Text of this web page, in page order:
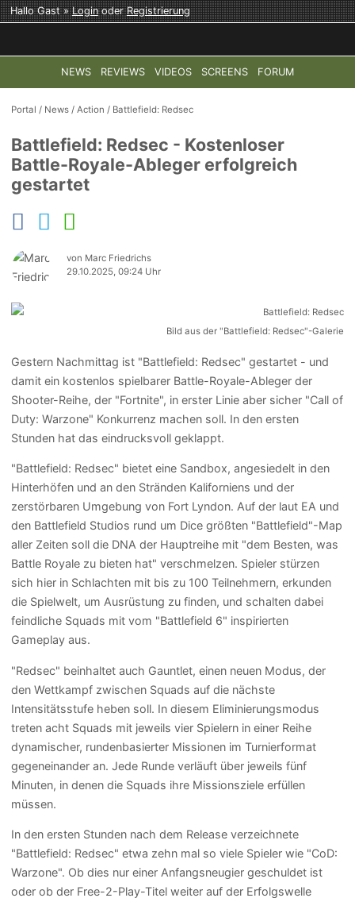
Hallo Gast »LoginoderRegistrierung
NEWS REVIEWS VIDEOS SCREENS FORUM
TOP-THEMEN: COD: MODERN WARFARE 4 HALO:
Portal / News /Action / Battlefield: Redsec
Battlefield: Redsec - Kostenloser
Battle-Royale-Ableger erfolgreich
gestartet
von Marc Friedrichs
29.10.2025, 09:24 Uhr
Bild aus der "Battlefield: Redsec"-Galerie
Gestern Nachmittag ist "Battlefield: Redsec" gestartet - und
damit ein kostenlos spielbarer Battle-Royale-Ableger der
Shooter-Reihe, der "Fortnite", in erster Linie aber sicher "Call of
Duty: Warzone" Konkurrenz machen soll. In den ersten
Stunden hat das eindrucksvoll geklappt.
"Battlefield: Redsec" bietet eine Sandbox, angesiedelt in den
Hinterhöfen und an den Stränden Kaliforniens und der
zerstörbaren Umgebung von Fort Lyndon. Auf der laut EA und
den Battlefield Studios rund um Dice größten "Battlefield"-Map
aller Zeiten soll die DNA der Hauptreihe mit "dem Besten, was
Battle Royale zu bieten hat" verschmelzen. Spieler stürzen
sich hier in Schlachten mit bis zu 100 Teilnehmern, erkunden
die Spielwelt, um Ausrüstung zu finden, und schalten dabei
feindliche Squads mit vom "Battlefield 6" inspirierten
Gameplay aus.
"Redsec" beinhaltet auch Gauntlet, einen neuen Modus, der
den Wettkampf zwischen Squads auf die nächste
Intensitätsstufe heben soll. In diesem Eliminierungsmodus
treten acht Squads mit jeweils vier Spielern in einer Reihe
dynamischer, rundenbasierter Missionen im Turnierformat
gegeneinander an. Jede Runde verläuft über jeweils fünf
Minuten, in denen die Squads ihre Missionsziele erfüllen
müssen.
In den ersten Stunden nach dem Release verzeichnete
"Battlefield: Redsec" etwa zehn mal so viele Spieler wie "CoD:
Warzone". Ob dies nur einer Anfangsneugier geschuldet ist
oder ob der Free-2-Play-Titel weiter auf der Erfolgswelle